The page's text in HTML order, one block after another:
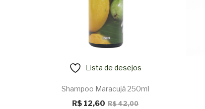
Lista de desejos
Shampoo Maracujá 250ml
R$42,00O
R$ 12,60
O